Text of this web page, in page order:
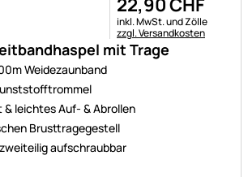
mit Trage
Weidezaunband
leichtes Auf- & Abrollen
Brusttragegestell
aufschraubbar
22,90CHF
Steuerhinweis:
inkl. MwSt. und Zölle
zzgl. Versandkosten